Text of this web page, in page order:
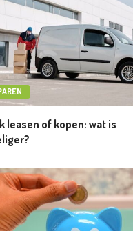
leasen of kopen: wat is